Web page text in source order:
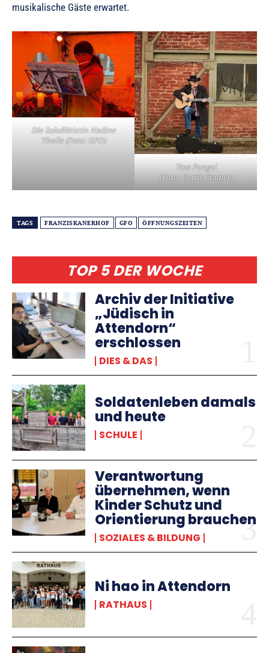
TOP 5 DER WOCHE
Archiv der Initiative
„Jüdisch in
Attendorn“
erschlossen
DIES & DAS
Soldatenleben damals
und heute
SCHULE
Verantwortung
übernehmen, wenn
Kinder Schutz und
Orientierung brauchen
SOZIALES & BILDUNG
Ni hao in Attendorn
RATHAUS
musikalische Gäste erwartet.
Die Soloflötistin Nadine
Theile (Foto: GFO)
Tom Pungel
(Foto: Gerrit Cramer)
TAGS FRANZISKANERHOF GFO ÖFFNUNGSZEITEN